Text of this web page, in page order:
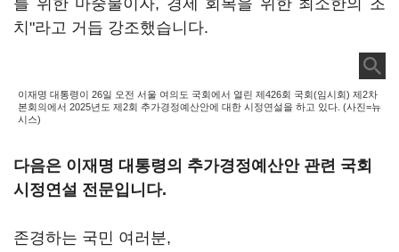
를 위한 마중물이자, 경제 회복을 위한 최소한의 조
치"라고 거듭 강조했습니다.
이재명 대통령이 26일 오전 서울 여의도 국회에서 열린 제426회 국회(임시회) 제2차
본회의에서 2025년도 제2회 추가경정예산안에 대한 시정연설을 하고 있다. (사진=뉴
시스)
다음은 이재명 대통령의 추가경정예산안 관련 국회
시정연설 전문입니다.
존경하는 국민 여러분,